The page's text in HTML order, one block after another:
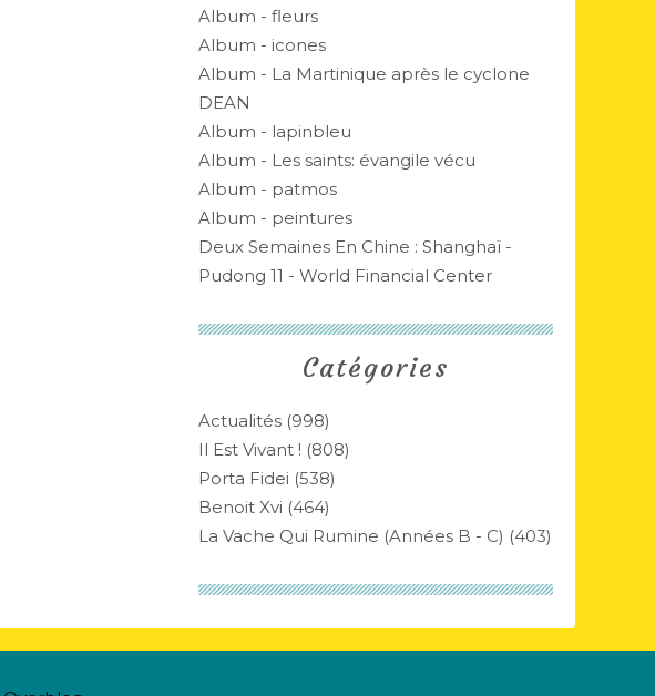
Catégories
Actualités (998)
Il Est Vivant ! (808)
Porta Fidei (538)
Benoit Xvi (464)
La Vache Qui Rumine (années B - C) (403)
Album - fleurs
Album - icones
Album - La Martinique après le cyclone
DEAN
Album - lapinbleu
Album - Les saints: évangile vécu
Album - patmos
Album - peintures
Deux Semaines En Chine : Shanghaï -
Pudong 11 - World Financial Center